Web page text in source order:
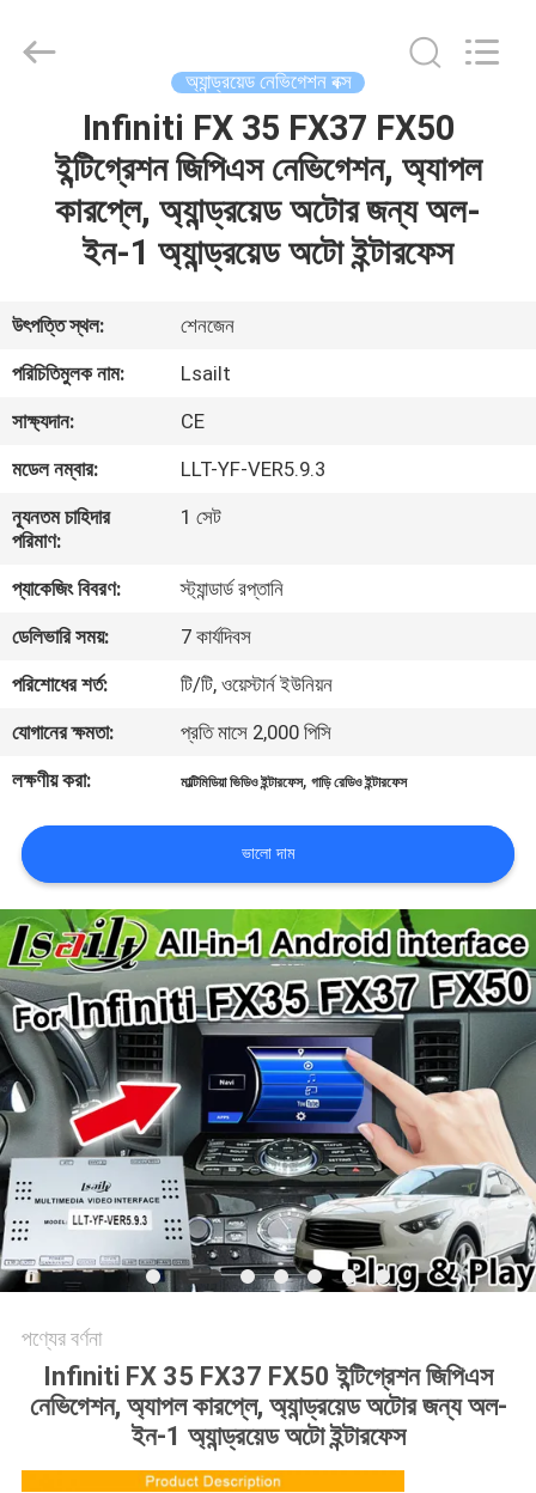
আমাদের
কারখানা
ভ্রমণ
মান
নিয়ন্ত্রণ
যোগাযোগ
করুন
খবর
কেস
সাইট
ম্যাপ
PRIVACY
POLICY
Electron
Co.,Ltd.
অ্যান্ড্রয়েড নেভিগেশন বক্স
Infiniti FX 35 FX37 FX50
ইন্টিগ্রেশন জিপিএস নেভিগেশন, অ্যাপল
কারপ্লে, অ্যান্ড্রয়েড অটোর জন্য অল-
ইন-1 অ্যান্ড্রয়েড অটো ইন্টারফেস
উৎপত্তি স্থল:
শেনজেন
পরিচিতিমুলক নাম:
Lsailt
সাক্ষ্যদান:
CE
মডেল নম্বার:
LLT-YF-VER5.9.3
ন্যূনতম চাহিদার
পরিমাণ:
1 সেট
প্যাকেজিং বিবরণ:
স্ট্যান্ডার্ড রপ্তানি
ডেলিভারি সময়:
7 কার্যদিবস
পরিশোধের শর্ত:
টি/টি, ওয়েস্টার্ন ইউনিয়ন
যোগানের ক্ষমতা:
প্রতি মাসে 2,000 পিসি
লক্ষণীয় করা:
মাল্টিমিডিয়া ভিডিও ইন্টারফেস,গাড়ি রেডিও ইন্টারফেস
ভালো দাম
পণ্যের বর্ণনা
Infiniti FX 35 FX37 FX50 ইন্টিগ্রেশন জিপিএস
নেভিগেশন, অ্যাপল কারপ্লে, অ্যান্ড্রয়েড অটোর জন্য অল-
ইন-1 অ্যান্ড্রয়েড অটো ইন্টারফেস